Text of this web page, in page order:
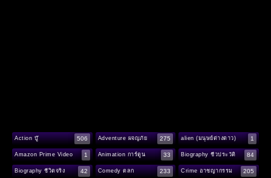
Action บู๊ 506 Adventure ผจญภัย 275 alien (มนุษย์ต่างดาว) 1
Amazon Prime Video 1 Animation การ์ตูน 33 Biography ชีวประวัติ 84
Biography ชีวิตจริง 42 Comedy ตลก 233 Crime อาชญากรรม 205